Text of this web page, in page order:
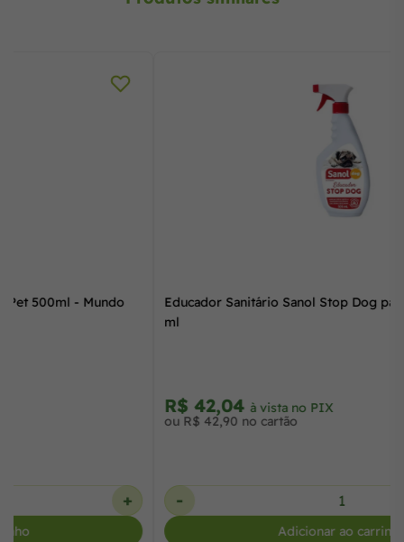
Educador Sanitário Repelente Good Pet 500ml - Mundo
à vista no PIX
ou 3x de R$ 33,30 no cartão
Adicionar ao carrinho